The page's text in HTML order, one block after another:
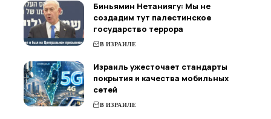
Биньямин Нетаниягу: Мы не
создадим тут палестинское
государство террора
В ИЗРАИЛЕ
Израиль ужесточает стандарты
покрытия и качества мобильных
сетей
В ИЗРАИЛЕ